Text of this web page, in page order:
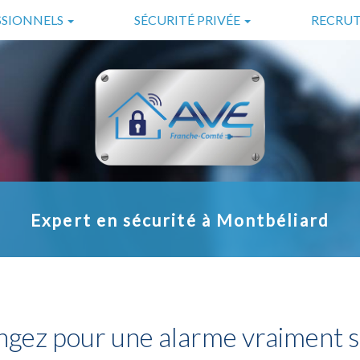
SÉCURITÉ PRIVÉE
GARDIENNAGE
SURVEILLANCE
SÉCURITÉ INCENDIE
TÉLÉSURVEILLANCE
Expert en sécurité à Montbéliard
pour une alarme vraiment